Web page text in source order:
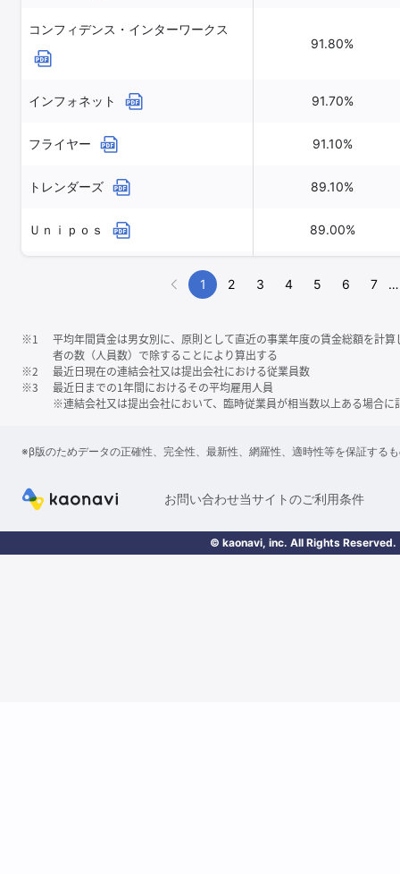
コンフィデンス・インターワークス
91.80%
インフォネット 91.70%
フライヤー 91.10%
トレンダーズ 89.10%
Ｕｎｉｐｏｓ 89.00%
1 2 3 4 5 6 7 …
※1
平均年間賃金は男女別に、原則として直近の事業年度の賃金総額を計
者の数（人員数）で除することにより算出する
※2
最近日現在の連結会社又は提出会社における従業員数
※3
最近日までの1年間におけるその平均雇用人員
※連結会社又は提出会社において、臨時従業員が相当数以上ある場合に
※β版のためデータの正確性、完全性、最新性、網羅性、適時性等を保証する
お問い合わせ当サイトのご利用条件
© kaonavi, inc. All Rights Reserved.